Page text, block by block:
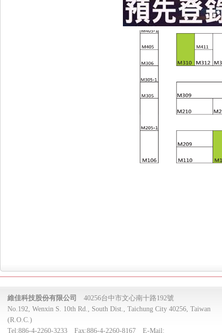
維佳科技股份有限公司
40256台中市文心南十路192號
No.192, Wenxin S. 10th Rd., South Dist., Taichung City 40256, Taiwan
(R.O.C.)
Tel:886-4-2260-3233 Fax:886-4-2260-8167 E-Mail: